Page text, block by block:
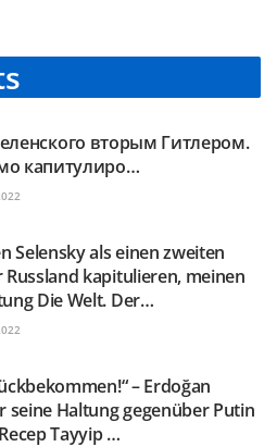
вторым Гитлером.
капитулиро…
als einen zweiten
kapitulieren, meinen
Die Welt. Der…
– Erdoğan
Haltung gegenüber Putin
Tayyip …